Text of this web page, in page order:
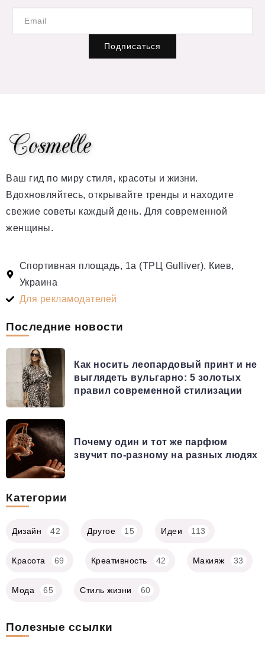
Подписаться
Ваш гид по миру стиля, красоты и жизни.
Вдохновляйтесь, открывайте тренды и находите
свежие советы каждый день. Для современной
женщины.
Спортивная площадь, 1а (ТРЦ Gulliver), Киев,
Украина
Для рекламодателей
Последние новости
Как носить леопардовый принт и не
выглядеть вульгарно: 5 золотых
правил современной стилизации
Почему один и тот же парфюм
звучит по-разному на разных людях
Категории
Дизайн 42 Другое 15 Идеи 113
Красота 69 Креативность 42 Макияж 33
Мода 65 Стиль жизни 60
Полезные ссылки